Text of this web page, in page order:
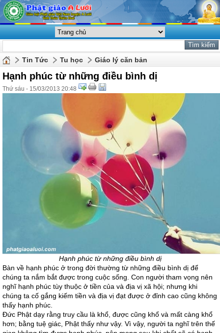
Tin Tức Tu học Giáo lý căn bản
Hạnh phúc từ những điều bình dị
Thứ sáu - 15/03/2013 20:48
Hạnh phúc từ những điều bình dị
Bàn về hạnh phúc ở trong đời thường từ những điều bình dị để
chúng ta nắm bắt được trong cuộc sống. Con người tham vọng nên
nghĩ hạnh phúc tùy thuộc ở tiền của và địa vị xã hội; nhưng khi
chúng ta cố gắng kiếm tiền và địa vị đạt được ở đỉnh cao cũng không
thấy hạnh phúc.
Đức Phật dạy rằng truy cầu là khổ, được cũng khổ và mất càng khổ
hơn; bằng tuệ giác, Phật thấy như vậy. Vì vậy, người ta nghĩ trên thế